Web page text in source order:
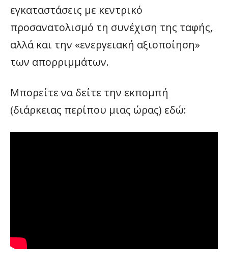
εγκαταστάσεις με κεντρικό
προσανατολισμό τη συνέχιση της ταφής,
αλλά και την «ενεργειακή αξιοποίηση»
των απορριμμάτων.
Μπορείτε να δείτε την εκπομπή
(διάρκειας περίπου μιας ώρας) εδώ: